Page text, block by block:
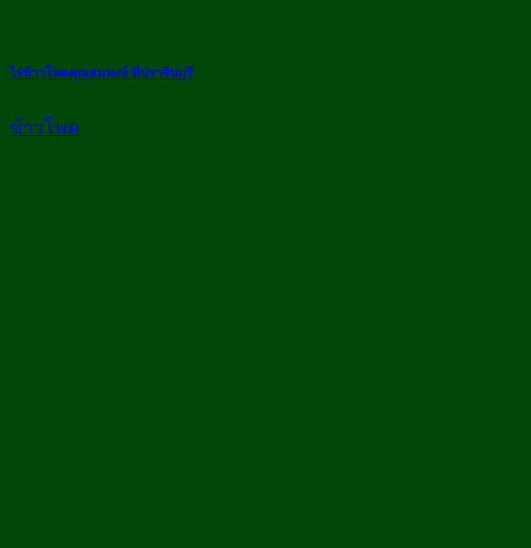
ไร่ข้าวโพดคุณสมพงษ์ ที่ปราจีนบุรี
ข้าวโพด